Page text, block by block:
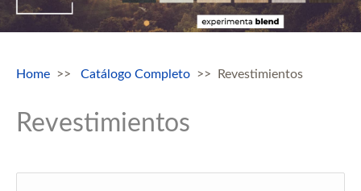
Home Catálogo Completo Revestimientos
Revestimientos